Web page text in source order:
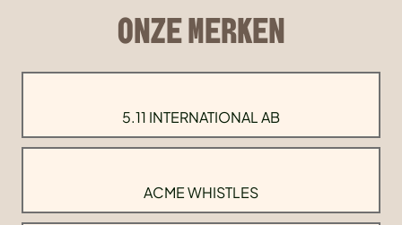
ONZE MERKEN
5.11 INTERNATIONAL AB
ACME WHISTLES